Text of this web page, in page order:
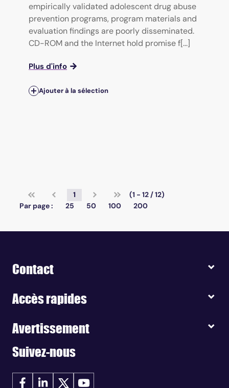
empirically validated adolescent drug abuse
prevention programs, program materials and
evaluation findings are poorly disseminated.
CD-ROM and the Internet hold promise f[...]
Plus d'info
Ajouter à la sélection
1
(1 - 12 / 12)
Par page :
25 50 100 200
Contact
Accès rapides
Avertissement
Suivez-nous